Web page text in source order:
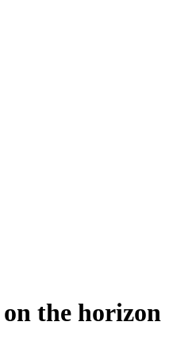
the horizon